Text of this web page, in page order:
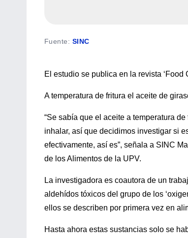
Fuente: SINC
El estudio se publica en la revista ‘Food
A temperatura de fritura el aceite de
“Se sabía que el aceite a temperatura
inhalar, así que decidimos investigar si
efectivamente, así es”, señala a SINC
de los Alimentos de la UPV.
La investigadora es coautora de un
aldehídos tóxicos del grupo de los
ellos se describen por primera vez en
Hasta ahora estas sustancias solo se